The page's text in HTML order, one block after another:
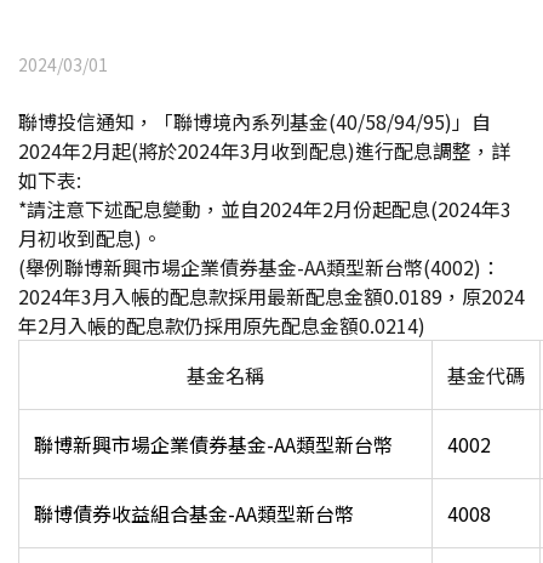
2024/03/01
聯博投信通知，「聯博境內系列基金(40/58/94/95)」自
2024年2月起(將於2024年3月收到配息)進行配息調整，詳
如下表:
*請注意下述配息變動，並自2024年2月份起配息(2024年3
月初收到配息)。
(舉例聯博新興市場企業債券基金-AA類型新台幣(4002)：
2024年3月入帳的配息款採用最新配息金額0.0189，原2024
年2月入帳的配息款仍採用原先配息金額0.0214)
基金名稱
基金代碼
聯博新興市場企業債券基金-AA類型新台幣 4002
聯博債券收益組合基金-AA類型新台幣 4008